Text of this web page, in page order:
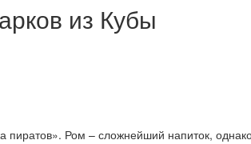
из Кубы
Ром – сложнейший напиток,